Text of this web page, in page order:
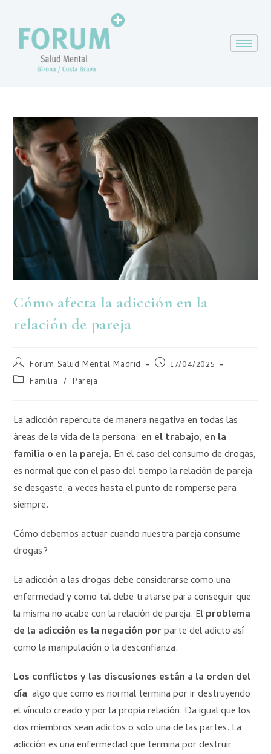
Cómo afecta la adicción en la
relación de pareja
Forum Salud Mental Madrid
17/04/2025
Familia / Pareja
La adicción repercute de manera negativa en todas las
áreas de la vida de la persona: en el trabajo, en la
familia o en la pareja. En el caso del consumo de drogas,
es normal que con el paso del tiempo la relación de pareja
se desgaste, a veces hasta el punto de romperse para
siempre.
Cómo debemos actuar cuando nuestra pareja consume
drogas?
La adicción a las drogas debe considerarse como una
enfermedad y como tal debe tratarse para conseguir que
la misma no acabe con la relación de pareja. Elproblema
de la adicción es la negación porparte del adicto así
como la manipulación o la desconfianza.
Los conflictos y las discusiones están a la orden del
día, algo que como es normal termina por ir destruyendo
el vínculo creado y por la propia relación. Da igual que los
dos miembros sean adictos o solo una de las partes. La
adicción es una enfermedad que termina por destruir